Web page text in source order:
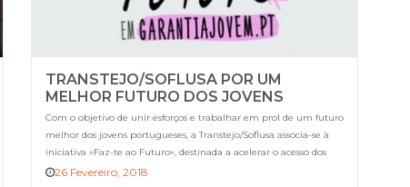
TRANSTEJO/SOFLUSA POR UM
MELHOR FUTURO DOS JOVENS
PORTUGUESES
Com o objetivo de unir esforços e trabalhar em prol de um futuro
melhor dos jovens portugueses, a Transtejo/Soflusa associa-se à
iniciativa «Faz-te ao Futuro», destinada a acelerar o acesso dos
jovens à Garantia Jovem.
26 Fevereiro, 2018